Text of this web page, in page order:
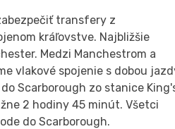
transfery z
kráľovstve. Najbližšie
Medzi Manchestrom a
vlakové spojenie s dobou
Scarborough zo stanice
2 hodiny 45 minút. Všetci
do Scarborough.